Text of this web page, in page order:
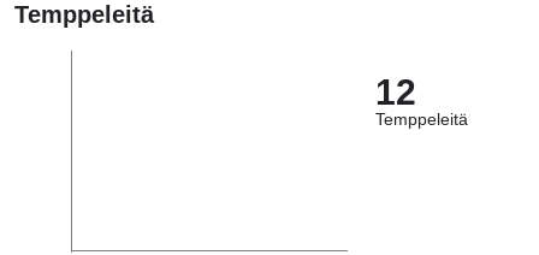
Temppeleitä
12
Temppeleitä